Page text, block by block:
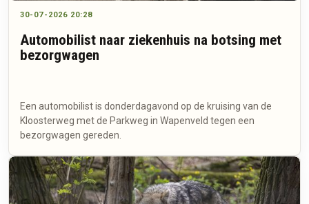
30-07-2026 20:28
Automobilist naar ziekenhuis na botsing met
bezorgwagen
Een automobilist is donderdagavond op de kruising van de
Kloosterweg met de Parkweg in Wapenveld tegen een
bezorgwagen gereden.